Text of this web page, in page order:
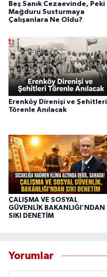
Beş Sanık Cezaevinde, Peki
Mağduru Susturmaya
Çalışanlara Ne Oldu?
Erenköy Direnişi ve Şehitleri
Törenle Anılacak
ÇALIŞMA VE SOSYAL
GÜVENLİK BAKANLIĞI’NDAN
SIKI DENETİM
Yorumlar